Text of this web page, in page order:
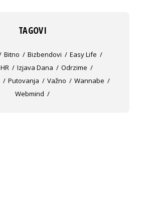
TAGOVI
Bitno Bizbendovi
Easy Life
HR Izjava Dana
Odrzime
Putovanja Važno
Wannabe
Webmind